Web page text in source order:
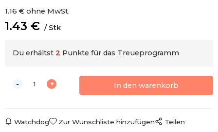
1.16 € ohne MwSt.
1.43 € Stk
Du erhältst 2 Punkte für das Treueprogramm
Watchdog Zur Wunschliste hinzufügen Teilen